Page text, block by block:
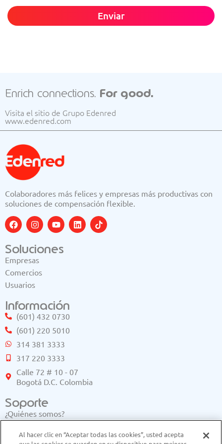
Enviar
Enrich connections. For good.
Visita el sitio de Grupo Edenred
www.edenred.com
Colaboradores más felices y empresas más productivas con
soluciones de compensación flexible.
Soluciones
Empresas
Comercios
Usuarios
Información
(601) 432 0730
(601) 220 5010
314 381 3333
317 220 3333
Calle 72 # 10 - 07
Bogotá D.C. Colombia
Soporte
¿Quiénes somos?
Ayuda
Al hacer clic en “Aceptar todas las cookies”, usted acepta